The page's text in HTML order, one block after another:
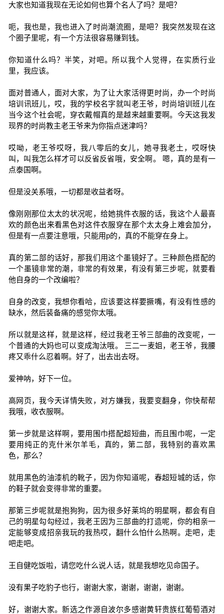
大家也知道我现在无论如何也算个名人了吗？是吧？
呃，我也是，我也进入了时尚潮流圈，是吧？我突然发现在这
个圈子里呢，有一个方法很容易赚到钱。
你知道什么吗？半笑，对吧。所以我个人觉得，在实质行业
里，我应该。
面对普通人，面对大家，为了让大家活得更时尚，办一个时尚
培训讯班儿，哎，我的学校名字就叫老王爷，时尚培训班儿在
当今这个社会呢，穿衣戴帽真的是越来越重要啊。今天这我发
现界的时尚教主老王爷来为你指点迷津吗？
哎呦，老王爷哎呀，我八零后的女儿，她寻我老土，哎呀快
叫，叫我怎么样才可以反省反省哦，安全啊。 嗯，真的是有一
点泰国啊。
但是没关系哦，一切都是收益者呀。
像刚刚那位太太的状况呢，给她挑件衣服的话，我这个人最喜
欢的颜色出来看黑色对这件衣服穿在那个太太身上难会加分，
但是有一点要注意哦，只能用p的，真的不能穿在身上。
真的第二部的话好，那我们用这个墨镜好了。三种颜色搭配的
一个墨镜非常的潮，非常的有效果，有没有第三步呢，就要看
他自身的一个改编啦？
自身的改变，我想你看哈，应该要这样要撅嘴，有没有性感的
缺水，然后装备痛的感觉你太哦。
所以就是这样，就是这样，经过我老王爷三部曲的改变呢，一
个普通的大妈也可以变成淘汰哦。 三二一麦姐，老王爷，我腰
疼又乖什么忍着啊。好了，出去出去呀。
爱神呐，好下一位。
高网页，我今天详情失败，对方嫌我，我要变翻身，你快帮帮
我哦，收衣服啊。
第一步就是这样啊，要用围巾搭配超短曲，而且围巾呢，一定
要用纯正的克什米尔羊毛，真的，第二部，我特别的喜欢黑
色，那么？
就用黑色的油漆机的靴子，因为你知道呢，春超短城的话，你
的鞋子就会变得非常的重要。
那第三步呢就是抱狗狗，因为很多好莱坞的明星啊，都会有自
己的明星勾勾经过，我老王因为三部曲的打造呢，你的相亲一
定能够变成招亲我玩的我热哎，翻什么怕什么热啊。走吧，走
吧走吧。
王自健吃饭啦，请您吃什么说人话，就是我想吃见命国子。
没有果子吃豹子也行，谢谢大家，谢谢，谢谢，谢谢。
好，谢谢大家。新选之作源自波尔多感谢黄轩贵族红葡萄酒对